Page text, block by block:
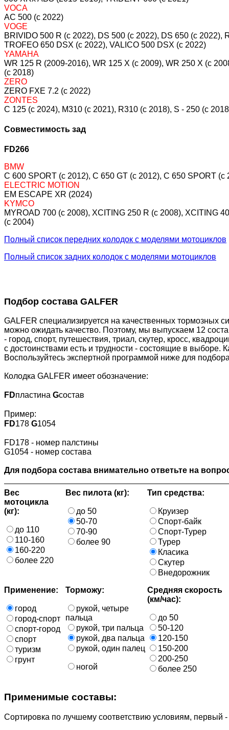
VOCA
AC 500 (c 2022)
VOGE
BRIVIDO 500 R (c 2022), DS 500 (c 2022), DS 650 (c
TROFEO 650 DSX (c 2022), VALICO 500 DSX (c 2022)
YAMAHA
WR 125 R (2009-2016), WR 125 X (c 2009), WR 250 X (c
(c 2018)
ZERO
ZERO FXE 7.2 (c 2022)
ZONTES
C 125 (c 2024), M310 (c 2021), R310 (c 2018), S - 250 (c
Совместимость зад
FD266
BMW
C 600 SPORT (c 2012), C 650 GT (c 2012), C 650 SPORT
ELECTRIC MOTION
EM ESCAPE XR (2024)
KYMCO
MYROAD 700 (c 2008), XCITING 250 R (c 2008), XCITING
(c 2004)
Полный список передних колодок с моделями мотоциклов
Полный список задних колодок с моделями мотоциклов
Подбор состава GALFER
GALFER специализируется на качественных тормозных
можно ожидать качество. Поэтому, мы выпускаем 12
- город, спорт, путешествия, триал, скутер, кросс,
с достоинствами есть и трудности - состоящие в выборе.
Воспользуйтесь экспертной программой ниже для
Колодка GALFER имеет обозначение:
FDпластина Gсостав
Пример:
FD178 G1054
FD178 - номер палстины
G1054 - номер состава
Для подбора состава внимательно ответьте на
Вес
мотоцикла
(кг):
до 110
110-160
160-220
более 220
Вес пилота (кг):
до 50
50-70
70-90
более 90
Тип средства:
Круизер
Спорт-байк
Спорт-Турер
Турер
Класика
Скутер
Внедорожник
Применение:
город
город-спорт
спорт-город
спорт
туризм
грунт
Торможу:
рукой, четыре
пальца
рукой, три пальца
рукой, два пальца
рукой, один палец
ногой
Средняя скорость
(км/час):
до 50
50-120
120-150
150-200
200-250
более 250
Применимые составы:
Cортировка по лучшему соответствию условиям, первый